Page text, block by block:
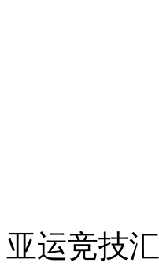
亚运竞技汇